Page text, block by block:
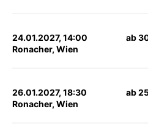
24.01.2027, 14:00
Ronacher, Wien
ab
26.01.2027, 18:30
Ronacher, Wien
ab